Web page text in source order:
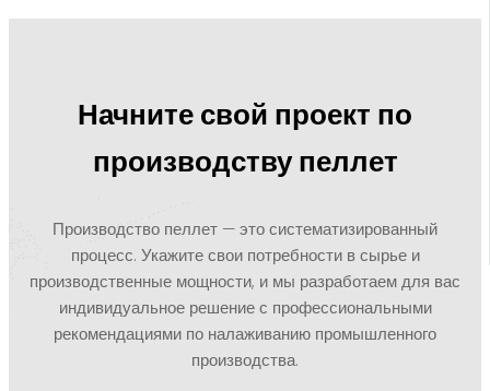
Начните свой проект по
производству пеллет
Производство пеллет — это систематизированный
процесс. Укажите свои потребности в сырье и
производственные мощности, и мы разработаем для вас
индивидуальное решение с профессиональными
рекомендациями по налаживанию промышленного
производства.